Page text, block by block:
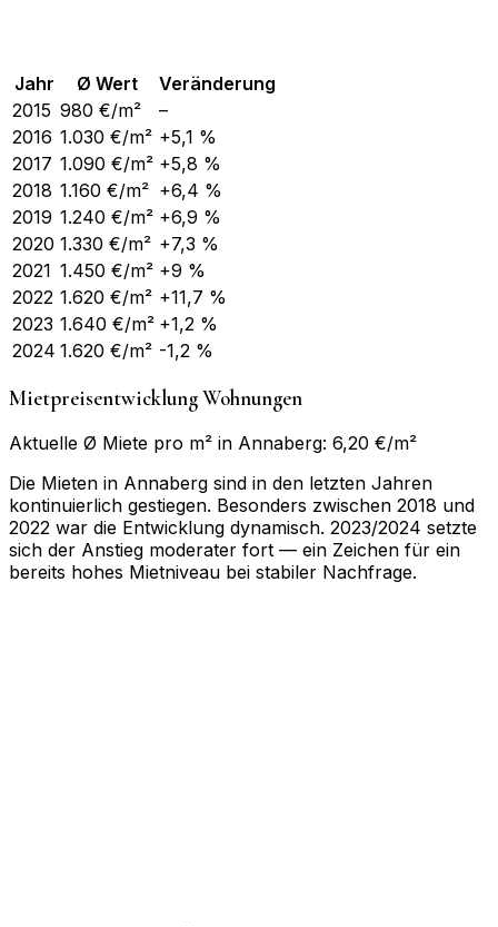
Jahr Ø Wert
Veränderung
2015 980 €/m²
–
2016 1.030 €/m² +5,1 %
2017 1.090 €/m² +5,8 %
2018 1.160 €/m² +6,4 %
2019 1.240 €/m² +6,9 %
2020 1.330 €/m² +7,3 %
2021 1.450 €/m² +9 %
2022 1.620 €/m² +11,7 %
2023 1.640 €/m² +1,2 %
2024 1.620 €/m² -1,2 %
Mietpreisentwicklung Wohnungen
Aktuelle Ø Miete pro m² in Annaberg: 6,20 €/m²
Die Mieten in Annaberg sind in den letzten Jahren
kontinuierlich gestiegen. Besonders zwischen 2018 und
2022 war die Entwicklung dynamisch. 2023/2024 setzte
sich der Anstieg moderater fort — ein Zeichen für ein
bereits hohes Mietniveau bei stabiler Nachfrage.